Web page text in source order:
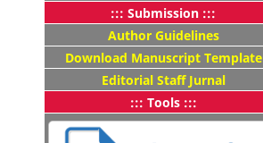
::: Submission :::
Author Guidelines
Download Manuscript Template
Editorial Staff Jurnal
::: Tools :::